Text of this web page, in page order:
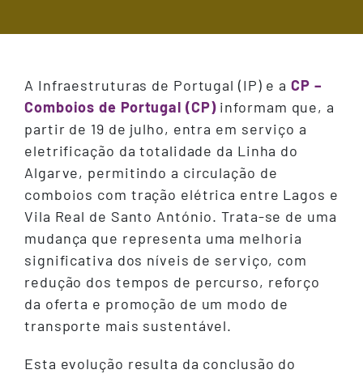
A Infraestruturas de Portugal (IP) e aCP –
Comboios de Portugal (CP)informam que, a
partir de 19 de julho, entra em serviço a
eletrificação da totalidade da Linha do
Algarve, permitindo a circulação de
comboios com tração elétrica entre Lagos e
Vila Real de Santo António. Trata-se de uma
mudança que representa uma melhoria
significativa dos níveis de serviço, com
redução dos tempos de percurso, reforço
da oferta e promoção de um modo de
transporte mais sustentável.
Esta evolução resulta da conclusão do